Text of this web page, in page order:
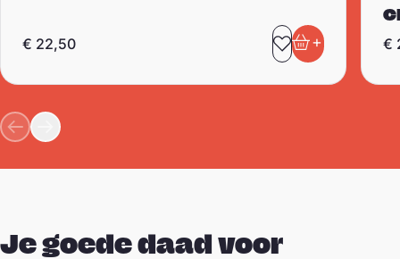
€ 22,50
Toevoegen
+
In
€
Je goede daad voor